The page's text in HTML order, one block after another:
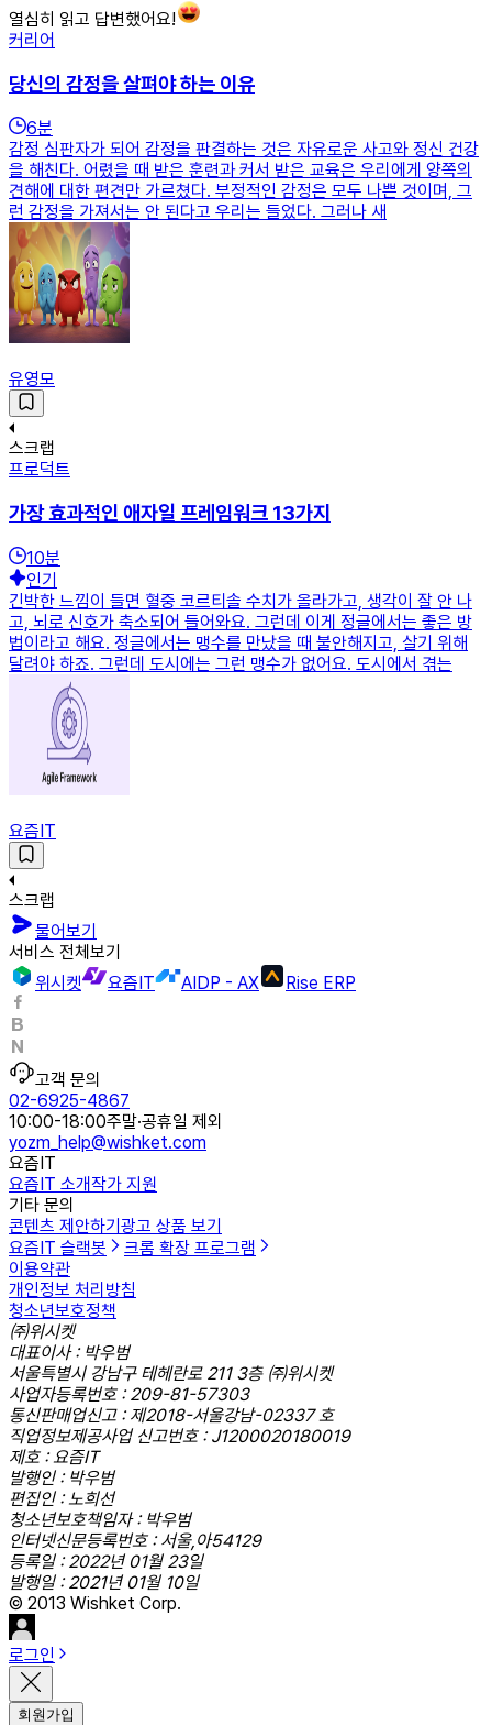
열심히 읽고 답변했어요!
커리어
당신의 감정을 살펴야 하는 이유
6분
감정 심판자가 되어 감정을 판결하는 것은 자유로운 사고와 정신 건강
을 해친다. 어렸을 때 받은 훈련과 커서 받은 교육은 우리에게 양쪽의
견해에 대한 편견만 가르쳤다. 부정적인 감정은 모두 나쁜 것이며, 그
런 감정을 가져서는 안 된다고 우리는 들었다. 그러나 새
유영모
스크랩
프로덕트
가장 효과적인 애자일 프레임워크 13가지
10분
인기
긴박한 느낌이 들면 혈중 코르티솔 수치가 올라가고, 생각이 잘 안 나
고, 뇌로 신호가 축소되어 들어와요. 그런데 이게 정글에서는 좋은 방
법이라고 해요. 정글에서는 맹수를 만났을 때 불안해지고, 살기 위해
달려야 하죠. 그런데 도시에는 그런 맹수가 없어요. 도시에서 겪는
요즘IT
스크랩
물어보기
서비스 전체보기
위시켓
요즘IT AIDP - AX Rise ERP
고객 문의
02-6925-4867
10:00-18:00주말·공휴일 제외
yozm_help@wishket.com
요즘IT
요즘IT 소개작가 지원
기타 문의
콘텐츠 제안하기광고 상품 보기
요즘IT 슬랙봇
크롬 확장 프로그램
이용약관
개인정보 처리방침
청소년보호정책
㈜위시켓
대표이사 : 박우범
서울특별시 강남구 테헤란로 211 3층 ㈜위시켓
사업자등록번호 : 209-81-57303
통신판매업신고 : 제2018-서울강남-02337 호
직업정보제공사업 신고번호 : J1200020180019
제호 : 요즘IT
발행인 : 박우범
편집인 : 노희선
청소년보호책임자 : 박우범
인터넷신문등록번호 : 서울,아54129
등록일 : 2022년 01월 23일
발행일 : 2021년 01월 10일
© 2013 Wishket Corp.
로그인
회원가입